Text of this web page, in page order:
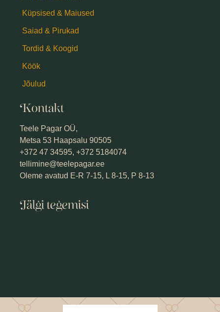
Küpsised & Maiused
Saiad & Pirukad
Tordid & Koogid
Köök
Jõulud
Kontakt
Teele Pagar OÜ,
Metsa 53 Haapsalu 90505
+372 47 34595, +372 5184074
tellimine@teelepagar.ee
Oleme avatud E-R 7-15, L 8-15, P 8-13
Jälgi tegemisi